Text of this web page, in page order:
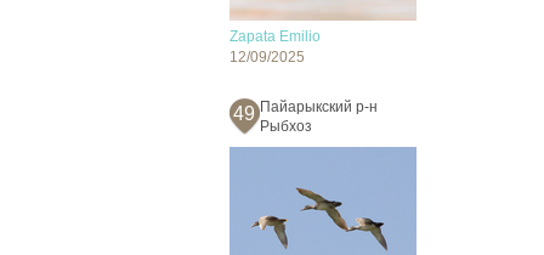
Zapata Emilio
12/09/2025
49 Пайарыкский р-н
Рыбхоз